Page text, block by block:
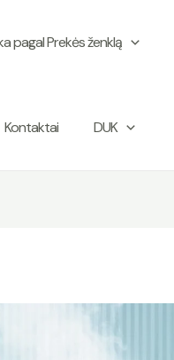
pagal Prekės ženklą
Kontaktai DUK